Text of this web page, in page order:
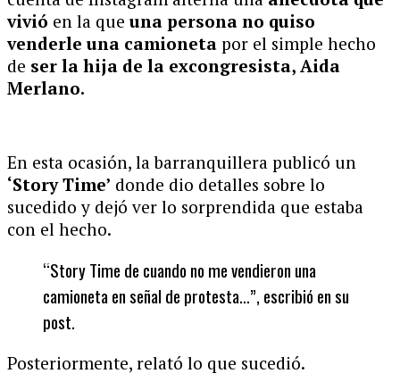
vivió en la que una persona no quiso
venderle una camioneta por el simple hecho
de ser la hija de la excongresista, Aida
Merlano.
En esta ocasión, la barranquillera publicó un
‘Story Time’ donde dio detalles sobre lo
sucedido y dejó ver lo sorprendida que estaba
con el hecho.
“Story Time de cuando no me vendieron una
camioneta en señal de protesta…”, escribió en su
post.
Posteriormente, relató lo que sucedió.